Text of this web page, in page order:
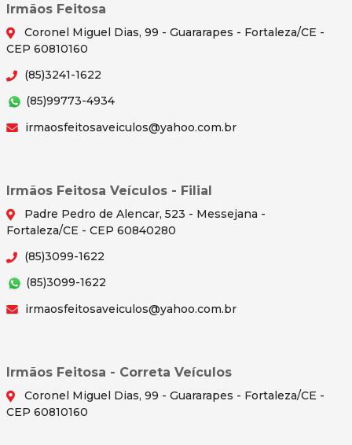
Irmãos Feitosa
Coronel Miguel Dias, 99 - Guararapes - Fortaleza/CE -
CEP 60810160
(85)3241-1622
(85)99773-4934
irmaosfeitosaveiculos@yahoo.com.br
Irmãos Feitosa Veículos - Filial
Padre Pedro de Alencar, 523 - Messejana -
Fortaleza/CE - CEP 60840280
(85)3099-1622
(85)3099-1622
irmaosfeitosaveiculos@yahoo.com.br
Irmãos Feitosa - Correta Veículos
Coronel Miguel Dias, 99 - Guararapes - Fortaleza/CE -
CEP 60810160